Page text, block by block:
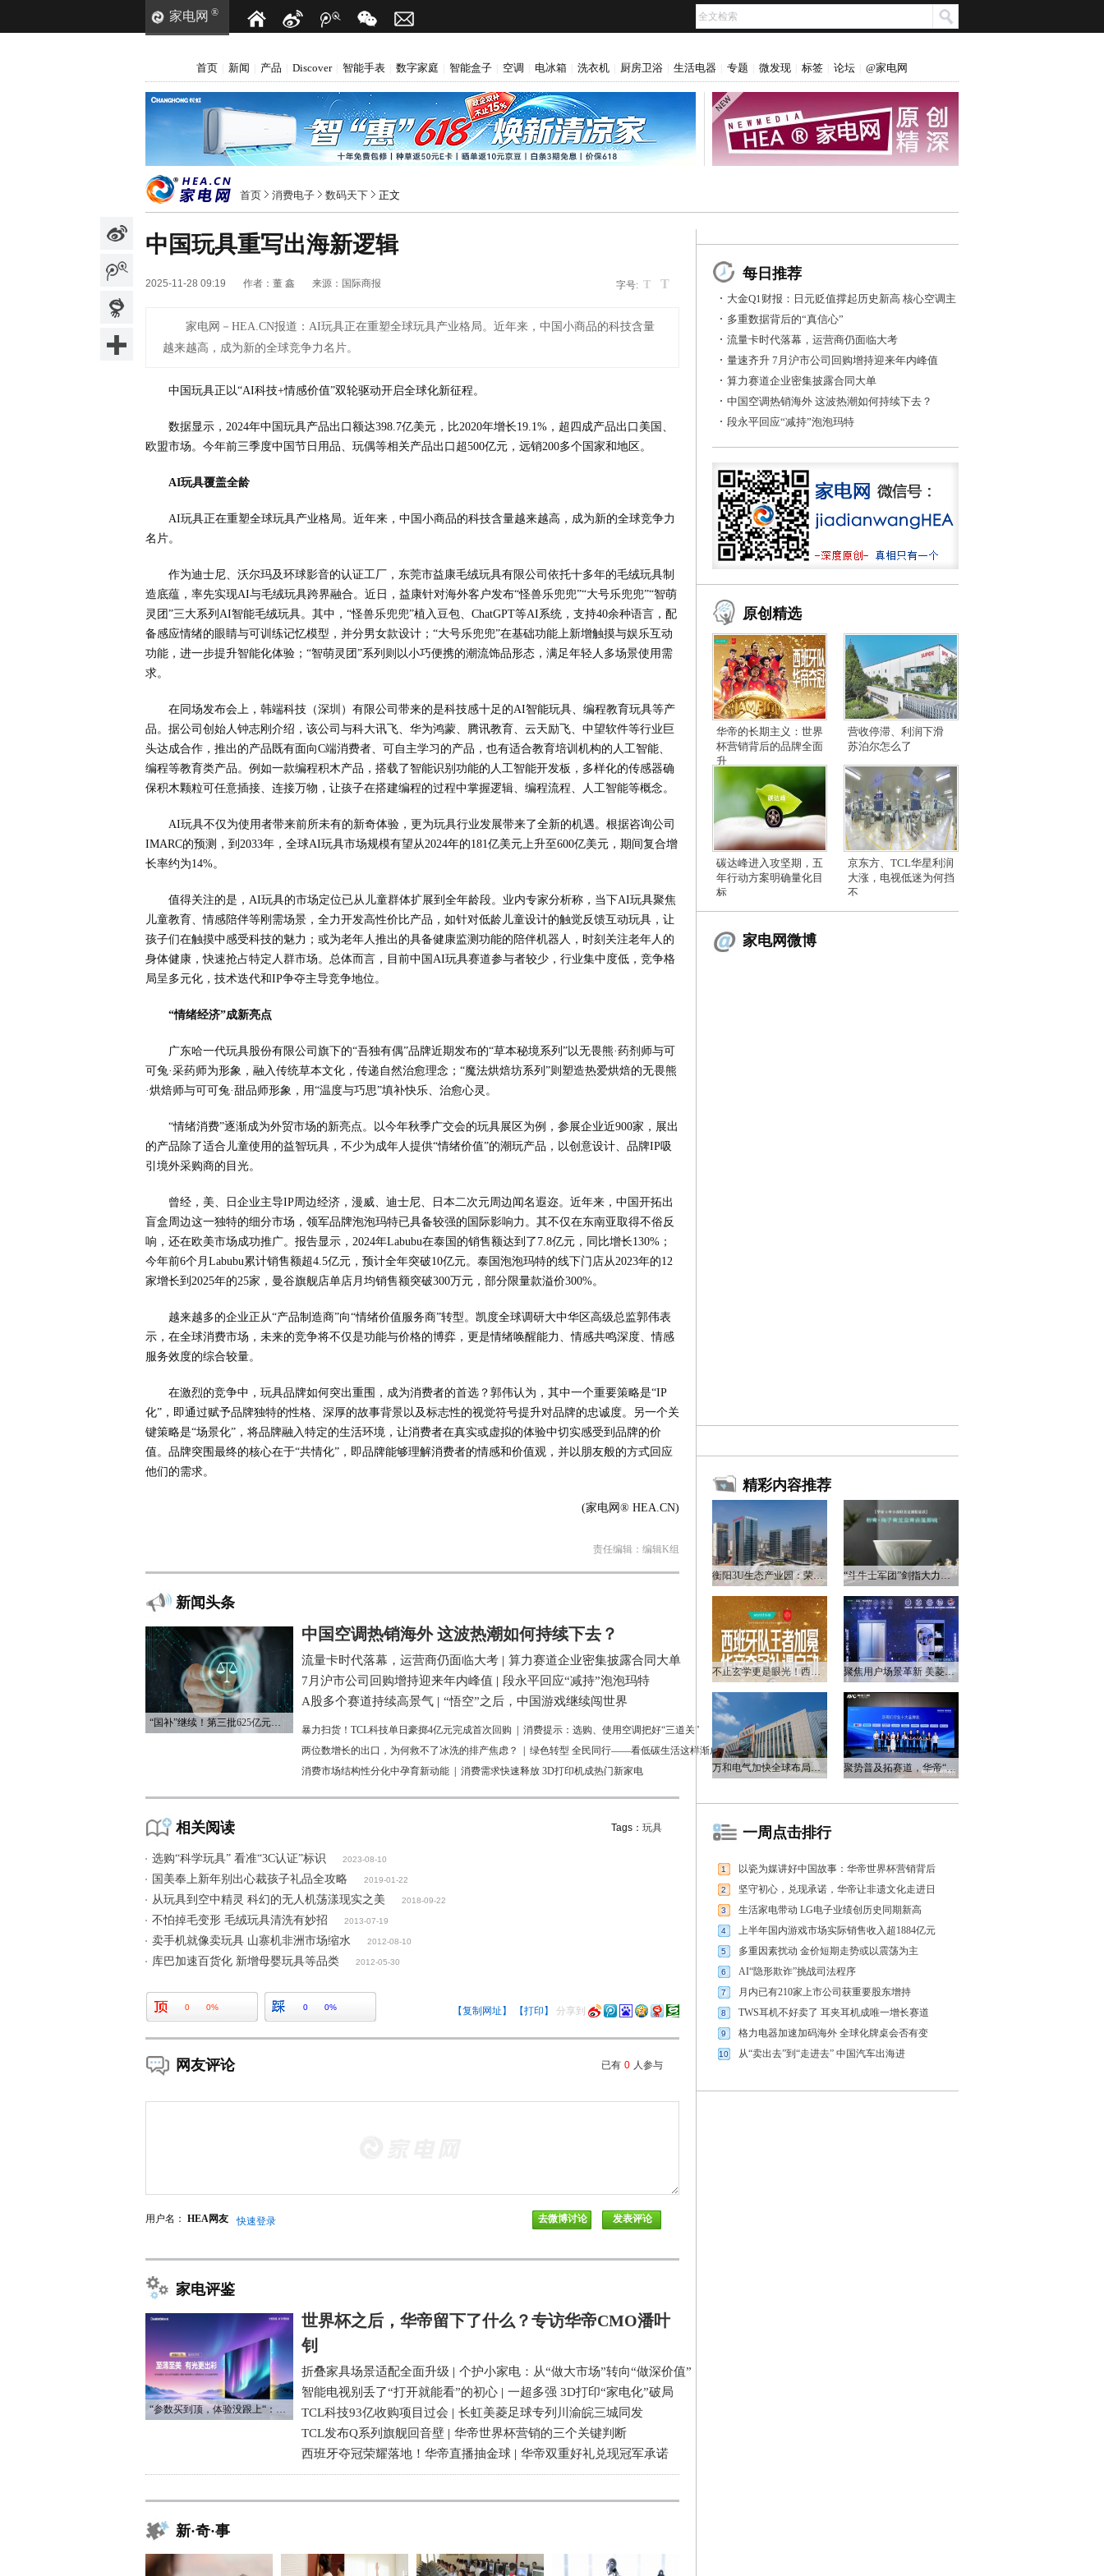
家电网 ®
首页 新闻 产品 Discover 智能手表 数字家庭 智能盒子 空调 电冰箱 洗衣机 厨房卫浴 生活电器 专题 微发现 标签 论坛 @家电网
首页 消费电子 数码天下 正文
中国玩具重写出海新逻辑
字号: T T
2025-11-28 09:19 作者： 董 鑫 来源： 国际商报
家电网－HEA.CN报道： AI玩具正在重塑全球玩具产业格局。近年来，中国小商品的科技含量
越来越高，成为新的全球竞争力名片。
中国玩具正以“AI科技+情感价值”双轮驱动开启全球化新征程。
数据显示，2024年中国玩具产品出口额达398.7亿美元，比2020年增长19.1%，超四成产品出口美国、
欧盟市场。今年前三季度中国节日用品、玩偶等相关产品出口超500亿元，远销200多个国家和地区。
AI玩具覆盖全龄
AI玩具正在重塑全球玩具产业格局。近年来，中国小商品的科技含量越来越高，成为新的全球竞争力
名片。
作为迪士尼、沃尔玛及环球影音的认证工厂，东莞市益康毛绒玩具有限公司依托十多年的毛绒玩具制
造底蕴，率先实现AI与毛绒玩具跨界融合。近日，益康针对海外客户发布“怪兽乐兜兜”“大号乐兜兜”“智萌
灵团”三大系列AI智能毛绒玩具。其中，“怪兽乐兜兜”植入豆包、ChatGPT等AI系统，支持40余种语言，配
备感应情绪的眼睛与可训练记忆模型，并分男女款设计；“大号乐兜兜”在基础功能上新增触摸与娱乐互动
功能，进一步提升智能化体验；“智萌灵团”系列则以小巧便携的潮流饰品形态，满足年轻人多场景使用需
求。
在同场发布会上，韩端科技（深圳）有限公司带来的是科技感十足的AI智能玩具、编程教育玩具等产
品。据公司创始人钟志刚介绍，该公司与科大讯飞、华为鸿蒙、腾讯教育、云天励飞、中望软件等行业巨
头达成合作，推出的产品既有面向C端消费者、可自主学习的产品，也有适合教育培训机构的人工智能、
编程等教育类产品。例如一款编程积木产品，搭载了智能识别功能的人工智能开发板，多样化的传感器确
保积木颗粒可任意插接、连接万物，让孩子在搭建编程的过程中掌握逻辑、编程流程、人工智能等概念。
AI玩具不仅为使用者带来前所未有的新奇体验，更为玩具行业发展带来了全新的机遇。根据咨询公司
IMARC的预测，到2033年，全球AI玩具市场规模有望从2024年的181亿美元上升至600亿美元，期间复合增
长率约为14%。
值得关注的是，AI玩具的市场定位已从儿童群体扩展到全年龄段。业内专家分析称，当下AI玩具聚焦
儿童教育、情感陪伴等刚需场景，全力开发高性价比产品，如针对低龄儿童设计的触觉反馈互动玩具，让
孩子们在触摸中感受科技的魅力；或为老年人推出的具备健康监测功能的陪伴机器人，时刻关注老年人的
身体健康，快速抢占特定人群市场。总体而言，目前中国AI玩具赛道参与者较少，行业集中度低，竞争格
局呈多元化，技术迭代和IP争夺主导竞争地位。
“情绪经济”成新亮点
广东哈一代玩具股份有限公司旗下的“吾独有偶”品牌近期发布的“草本秘境系列”以无畏熊·药剂师与可
可兔·采药师为形象，融入传统草本文化，传递自然治愈理念；“魔法烘焙坊系列”则塑造热爱烘焙的无畏熊
·烘焙师与可可兔·甜品师形象，用“温度与巧思”填补快乐、治愈心灵。
“情绪消费”逐渐成为外贸市场的新亮点。以今年秋季广交会的玩具展区为例，参展企业近900家，展出
的产品除了适合儿童使用的益智玩具，不少为成年人提供“情绪价值”的潮玩产品，以创意设计、品牌IP吸
引境外采购商的目光。
曾经，美、日企业主导IP周边经济，漫威、迪士尼、日本二次元周边闻名遐迩。近年来，中国开拓出
盲盒周边这一独特的细分市场，领军品牌泡泡玛特已具备较强的国际影响力。其不仅在东南亚取得不俗反
响，还在欧美市场成功推广。报告显示，2024年Labubu在泰国的销售额达到了7.8亿元，同比增长130%；
今年前6个月Labubu累计销售额超4.5亿元，预计全年突破10亿元。泰国泡泡玛特的线下门店从2023年的12
家增长到2025年的25家，曼谷旗舰店单店月均销售额突破300万元，部分限量款溢价300%。
越来越多的企业正从“产品制造商”向“情绪价值服务商”转型。凯度全球调研大中华区高级总监郭伟表
示，在全球消费市场，未来的竞争将不仅是功能与价格的博弈，更是情绪唤醒能力、情感共鸣深度、情感
服务效度的综合较量。
在激烈的竞争中，玩具品牌如何突出重围，成为消费者的首选？郭伟认为，其中一个重要策略是“IP
化”，即通过赋予品牌独特的性格、深厚的故事背景以及标志性的视觉符号提升对品牌的忠诚度。另一个关
键策略是“场景化”，将品牌融入特定的生活环境，让消费者在真实或虚拟的体验中切实感受到品牌的价
值。品牌突围最终的核心在于“共情化”，即品牌能够理解消费者的情感和价值观，并以朋友般的方式回应
他们的需求。
(家电网® HEA.CN)
责任编辑：编辑K组
新闻头条
“国补”继续！第三批625亿元资金已下达
中国空调热销海外 这波热潮如何持续下去？
流量卡时代落幕，运营商仍面临大考 | 算力赛道企业密集披露合同大单
7月沪市公司回购增持迎来年内峰值 | 段永平回应“减持”泡泡玛特
A股多个赛道持续高景气 | “悟空”之后，中国游戏继续闯世界
暴力扫货！TCL科技单日豪掷4亿元完成首次回购
消费提示：选购、使用空调把好“三道关”
两位数增长的出口，为何救不了冰洗的排产焦虑？
绿色转型 全民同行——看低碳生活这样渐成风尚
消费市场结构性分化中孕育新动能
消费需求快速释放 3D打印机成热门新家电
相关阅读 Tags： 玩具
选购“科学玩具” 看准“3C认证”标识 2023-08-10
国美奉上新年别出心裁孩子礼品全攻略 2019-01-22
从玩具到空中精灵 科幻的无人机荡漾现实之美 2018-09-22
不怕掉毛变形 毛绒玩具清洗有妙招 2013-07-19
卖手机就像卖玩具 山寨机非洲市场缩水 2012-08-10
库巴加速百货化 新增母婴玩具等品类 2012-05-30
0 0% 0 0% 【复制网址】 【打印】 分享到
已有 0 人参与
网友评论
用户名： HEA网友 快速登录
家电评鉴
“参数买到顶，体验没跟上“：长虹追光Q70S给高端电视打了个样
世界杯之后，华帝留下了什么？专访华帝CMO潘叶
钊
折叠家具场景适配全面升级 | 个护小家电：从“做大市场”转向“做深价值”
智能电视别丢了“打开就能看”的初心 | 一超多强 3D打印“家电化”破局
TCL科技93亿收购项目过会 | 长虹美菱足球专列川渝皖三城同发
TCL发布Q系列旗舰回音壁 | 华帝世界杯营销的三个关键判断
西班牙夺冠荣耀落地！华帝直播抽金球 | 华帝双重好礼兑现冠军承诺
新·奇·事
每日推荐
大金Q1财报：日元贬值撑起历史新高 核心空调主
业盈利转弱
多重数据背后的“真信心”
流量卡时代落幕，运营商仍面临大考
量速齐升 7月沪市公司回购增持迎来年内峰值
算力赛道企业密集披露合同大单
中国空调热销海外 这波热潮如何持续下去？
段永平回应“减持”泡泡玛特
原创精选
华帝的长期主义：世界
杯营销背后的品牌全面
升
营收停滞、利润下滑
苏泊尔怎么了
碳达峰进入攻坚期，五
年行动方案明确量化目
标
京东方、TCL华星利润
大涨，电视低迷为何挡
不
家电网微博
精彩内容推荐
衡阳3U生态产业园：荣电集团的政企合作新答卷 “斗牛士军团”剑指大力神杯，华帝以“一瓷一金”静候荣光
不止玄学更是眼光！西班牙队夺冠，华帝火速官宣启动兑奖福利 聚焦用户场景革新 美菱产品创新打造差异化居家体验
万和电气加快全球布局，海外营收占比升至四成 聚势普及拓赛道，华帝“亮剑”洗碗机峰会，破局存量换新
一周点击排行
1 以瓷为媒讲好中国故事：华帝世界杯营销背后
2 坚守初心，兑现承诺，华帝让非遗文化走进日
3 生活家电带动 LG电子业绩创历史同期新高
4 上半年国内游戏市场实际销售收入超1884亿元
5 多重因素扰动 金价短期走势或以震荡为主
6 AI“隐形欺诈”挑战司法程序
7 月内已有210家上市公司获重要股东增持
8 TWS耳机不好卖了 耳夹耳机成唯一增长赛道
9 格力电器加速加码海外 全球化牌桌会否有变
10 从“卖出去”到“走进去” 中国汽车出海进